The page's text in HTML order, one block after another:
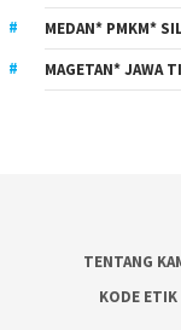
MEDAN* PMKM*
MAGETAN* JAWA
TENTANG
KODE ETIK